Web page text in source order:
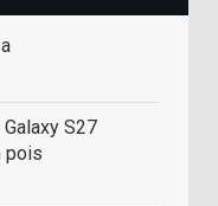
S27
pois